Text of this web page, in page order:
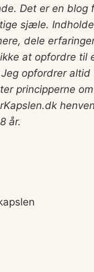
Det er en blog
sjæle.
dele
at opfordre til
Jeg opfordrer altid
principperne
år.